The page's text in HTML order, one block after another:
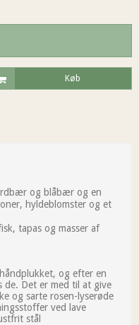
Køb
og blåbær og en
hyldeblomster og et
tapas og masser af
og efter en
de. Det er med til at give
og sarte rosen-lyserøde
ved lave
stål